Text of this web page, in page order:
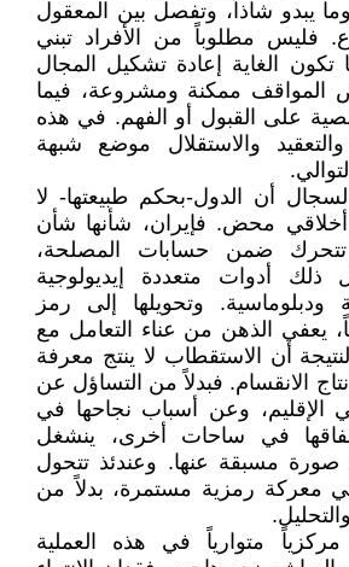
يبدو شاذاً، وتفصل بين المعقول
فليس مطلوباً من الأفراد تبني
تكون الغاية إعادة تشكيل المجال
المواقف ممكنة ومشروعة، فيما
على القبول أو الفهم. في هذه
والتعقيد والاستقلال موضع شبهة
أن الدول-بحكم طبيعتها- لا
محض. فإيران، شأنها شأن
ضمن حسابات المصلحة،
أدوات متعددة إيديولوجية
ودبلوماسية. وتحويلها إلى رمز
يعفي الذهن من عناء التعامل مع
أن الاستقطاب لا ينتج معرفة
الانقسام. فبدلاً من التساؤل عن
الإقليم، وعن أسباب نجاحها في
في ساحات أخرى، ينشغل
صورة مسبقة عنها. وعندئذ تتحول
في معركة رمزية مستمرة، بدلاً من
متوارياً في هذه العملية